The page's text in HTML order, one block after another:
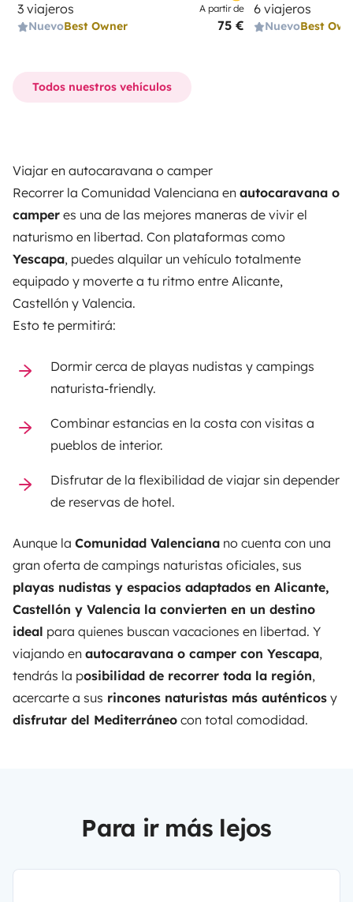
3 viajeros
NuevoBest Owner
A partir de
75 €
6 viajeros
NuevoBest
Todos nuestros vehículos
Viajar en autocaravana o camper
Recorrer la Comunidad Valenciana en autocaravana o
camper es una de las mejores maneras de vivir el
naturismo en libertad. Con plataformas como
Yescapa, puedes alquilar un vehículo totalmente
equipado y moverte a tu ritmo entre Alicante,
Castellón y Valencia.
Esto te permitirá:
Dormir cerca de playas nudistas y campings
naturista-friendly.
Combinar estancias en la costa con visitas a
pueblos de interior.
Disfrutar de la flexibilidad de viajar sin depender
de reservas de hotel.
Aunque la Comunidad Valenciana no cuenta con una
gran oferta de campings naturistas oficiales, sus
playas nudistas y espacios adaptados en Alicante,
Castellón y Valencia la convierten en un destino
ideal para quienes buscan vacaciones en libertad. Y
viajando en autocaravana o camper con Yescapa,
tendrás la posibilidad de recorrer toda la región,
acercarte a sus rincones naturistas más auténticos y
disfrutar del Mediterráneo con total comodidad.
Para ir más lejos